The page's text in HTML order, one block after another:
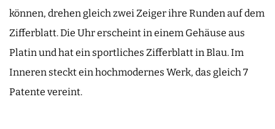
können, drehen gleich zwei Zeiger ihre Runden auf dem
Zifferblatt. Die Uhr erscheint in einem Gehäuse aus
Platin und hat ein sportliches Zifferblatt in Blau. Im
Inneren steckt ein hochmodernes Werk, das gleich 7
Patente vereint.